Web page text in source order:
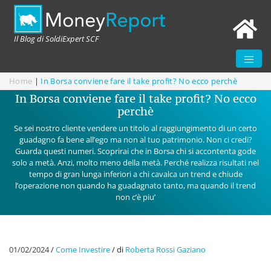
Il Blog di SoldiExpert SCF
Home | In Borsa conviene fare il take profit? No ecco perchè
In Borsa conviene fare il take profit? No ecco
perchè
Se sei nostro cliente vendere un titolo al raggiungimento di un certo
guadagno fa bene all’ego ma non al tuo patrimonio. Non ci credi?
Guarda questi numeri. Scoprirai che in Borsa chi si accontenta gode
solo a metà. Anzi, molto meno della metà. Perché realizza risultati nel
tempo di gran lunga inferiori a chi cavalca un trend e chiude
l’operazione non quando ha guadagnato tanto, ma quando il trend
non c’è piu’
01/02/2024/Come Investire/di Roberta Rossi Gaziano